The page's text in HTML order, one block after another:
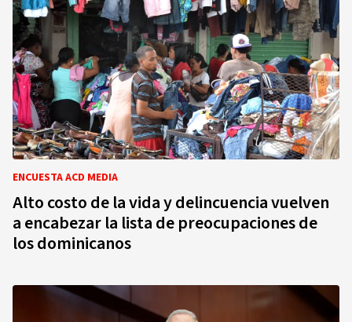
ENCUESTA ACD MEDIA
Alto costo de la vida y delincuencia vuelven
a encabezar la lista de preocupaciones de
los dominicanos